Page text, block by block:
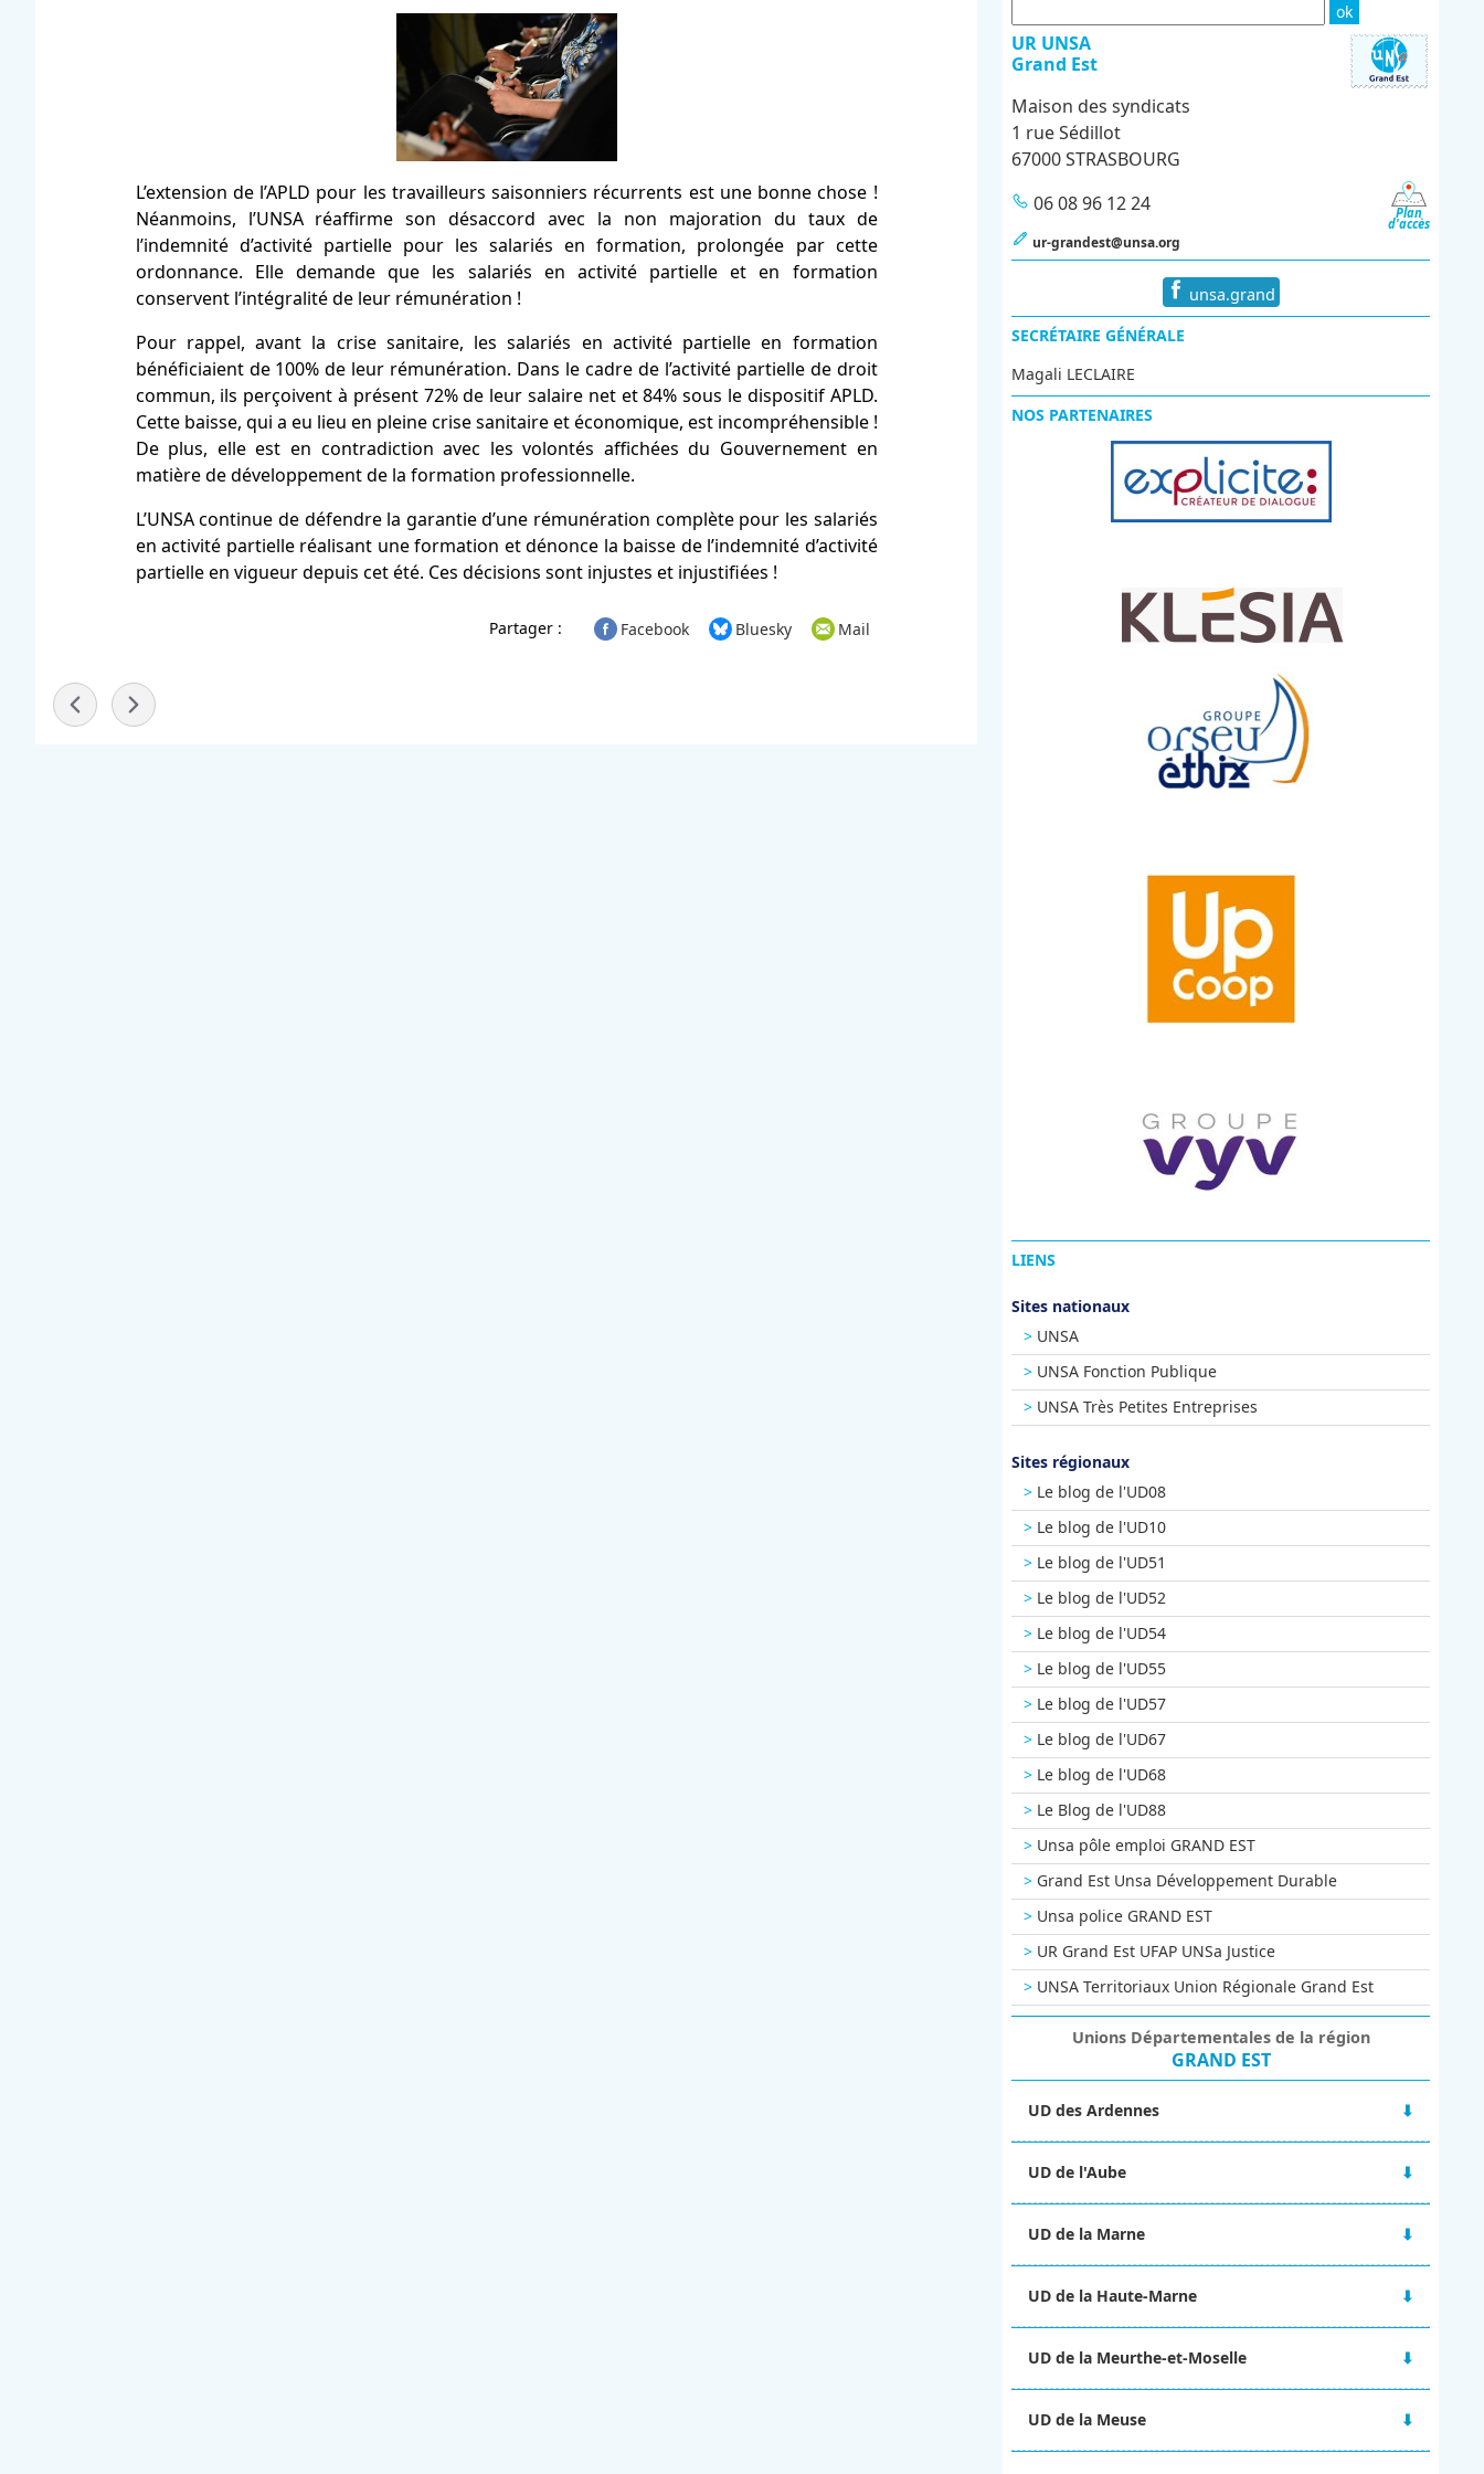
L’extension de l’APLD pour les travailleurs saisonniers récurrents est une bonne chose !
Néanmoins, l’UNSA réaffirme son désaccord avec la non majoration du taux de
l’indemnité d’activité partielle pour les salariés en formation, prolongée par cette
ordonnance. Elle demande que les salariés en activité partielle et en formation
conservent l’intégralité de leur rémunération !
Pour rappel, avant la crise sanitaire, les salariés en activité partielle en formation
bénéficiaient de 100% de leur rémunération. Dans le cadre de l’activité partielle de droit
commun, ils perçoivent à présent 72% de leur salaire net et 84% sous le dispositif APLD.
Cette baisse, qui a eu lieu en pleine crise sanitaire et économique, est incompréhensible !
De plus, elle est en contradiction avec les volontés affichées du Gouvernement en
matière de développement de la formation professionnelle.
L’UNSA continue de défendre la garantie d’une rémunération complète pour les salariés
en activité partielle réalisant une formation et dénonce la baisse de l’indemnité d’activité
partielle en vigueur depuis cet été. Ces décisions sont injustes et injustifiées !
Partager : Facebook Bluesky Mail
UR UNSA
Grand Est
Maison des syndicats
1 rue Sédillot
67000 STRASBOURG
Plan
d'accès
06 08 96 12 24
ur-grandest@unsa.org
unsa.grand
SECRÉTAIRE GÉNÉRALE
Magali LECLAIRE
NOS PARTENAIRES
LIENS
Sites nationaux
UNSA
UNSA Fonction Publique
UNSA Très Petites Entreprises
Sites régionaux
Le blog de l'UD08
Le blog de l'UD10
Le blog de l'UD51
Le blog de l'UD52
Le blog de l'UD54
Le blog de l'UD55
Le blog de l'UD57
Le blog de l'UD67
Le blog de l'UD68
Le Blog de l'UD88
Unsa pôle emploi GRAND EST
Grand Est Unsa Développement Durable
Unsa police GRAND EST
UR Grand Est UFAP UNSa Justice
UNSA Territoriaux Union Régionale Grand Est
Unions Départementales de la région
GRAND EST
UD des Ardennes
08000 CHARLEVILLE-MÉZIERES
06 67 10 38 92
ud-08@unsa.org
UD de l'Aube
10000 TROYES
03 25 80 56 77
ud-10@unsa.org
UD de la Marne
15 Boulevard de la Paix
51100 REIMS
06 02 31 22 63
UD de la Haute-Marne
BP 90028
52001 CHAUMONT CEDEX
09 67 14 25 57
UD de la Meurthe-et-Moselle
54000 NANCY
ud-54@unsa.org
UD de la Meuse